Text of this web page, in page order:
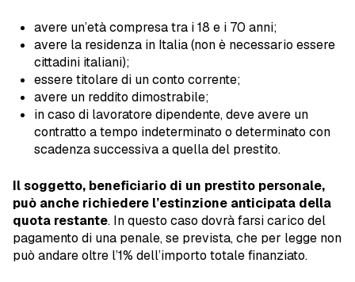
avere un’età compresa tra i 18 e i 70 anni;
avere la residenza in Italia (non è necessario essere
cittadini italiani);
essere titolare di un conto corrente;
avere un reddito dimostrabile;
in caso di lavoratore dipendente, deve avere un
contratto a tempo indeterminato o determinato con
scadenza successiva a quella del prestito.
Il soggetto, beneficiario di un prestito personale,
può anche richiedere l’estinzione anticipata della
quota restante. In questo caso dovrà farsi carico del
pagamento di una penale, se prevista, che per legge non
può andare oltre l’1% dell’importo totale finanziato.